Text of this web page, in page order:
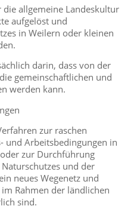
allgemeine Landeskultur
aufgelöst und
in Weilern oder kleinen
darin, dass von der
gemeinschaftlichen und
werden kann.
zur raschen
und Arbeitsbedingungen in
zur Durchführung
und der
neues Wegenetz und
Rahmen der ländlichen
sind.